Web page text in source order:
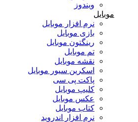
ویندوز
موبایل
نرم افزار موبایل
بازی موبایل
رینگتون موبایل
تم موبایل
نقشه موبایل
اسکرین سیور موبایل
پاکت پی سی
کلیپ موبایل
عکس موبایل
کتاب موبایل
نرم افزار اندروید